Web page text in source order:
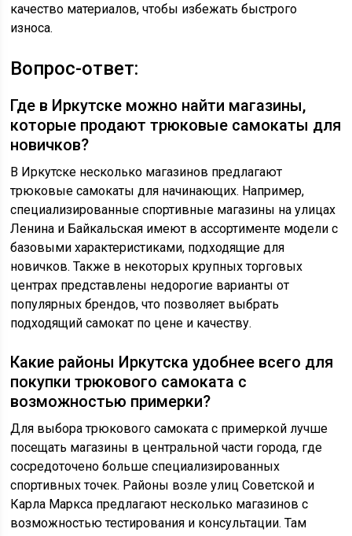
качество материалов, чтобы избежать быстрого
износа.
Вопрос-ответ:
Где в Иркутске можно найти магазины,
которые продают трюковые самокаты для
новичков?
В Иркутске несколько магазинов предлагают
трюковые самокаты для начинающих. Например,
специализированные спортивные магазины на улицах
Ленина и Байкальская имеют в ассортименте модели с
базовыми характеристиками, подходящие для
новичков. Также в некоторых крупных торговых
центрах представлены недорогие варианты от
популярных брендов, что позволяет выбрать
подходящий самокат по цене и качеству.
Какие районы Иркутска удобнее всего для
покупки трюкового самоката с
возможностью примерки?
Для выбора трюкового самоката с примеркой лучше
посещать магазины в центральной части города, где
сосредоточено больше специализированных
спортивных точек. Районы возле улиц Советской и
Карла Маркса предлагают несколько магазинов с
возможностью тестирования и консультации. Там